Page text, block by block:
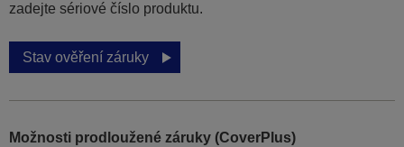
zadejte sériové číslo produktu.
Stav ověření záruky
Možnosti prodloužené záruky (CoverPlus)